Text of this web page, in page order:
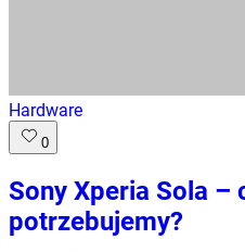
Hardware
0
Sony Xperia Sola –
potrzebujemy?